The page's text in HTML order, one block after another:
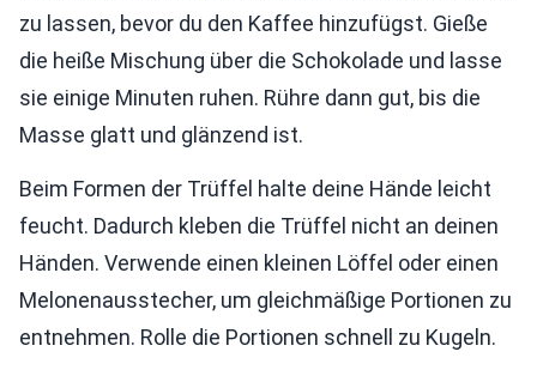
zu lassen, bevor du den Kaffee hinzufügst. Gieße
die heiße Mischung über die Schokolade und lasse
sie einige Minuten ruhen. Rühre dann gut, bis die
Masse glatt und glänzend ist.
Beim Formen der Trüffel halte deine Hände leicht
feucht. Dadurch kleben die Trüffel nicht an deinen
Händen. Verwende einen kleinen Löffel oder einen
Melonenausstecher, um gleichmäßige Portionen zu
entnehmen. Rolle die Portionen schnell zu Kugeln.